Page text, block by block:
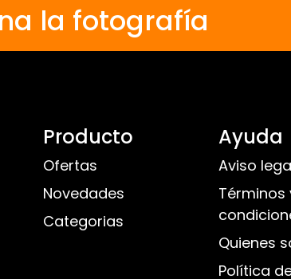
la fotografía
Producto
Ofertas
Novedades
Categorias
Ayuda
Aviso
Términos
Quienes
Política